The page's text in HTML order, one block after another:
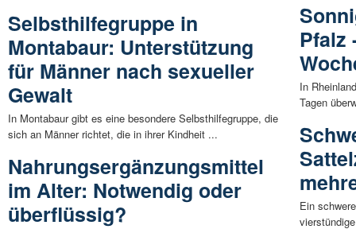
Selbsthilfegruppe in
Montabaur: Unterstützung
für Männer nach sexueller
Gewalt
In Montabaur gibt es eine besondere Selbsthilfegruppe, die
sich an Männer richtet, die in ihrer Kindheit ...
Nahrungsergänzungsmittel
im Alter: Notwendig oder
überflüssig?
Pfalz
In
Tagen
Ein